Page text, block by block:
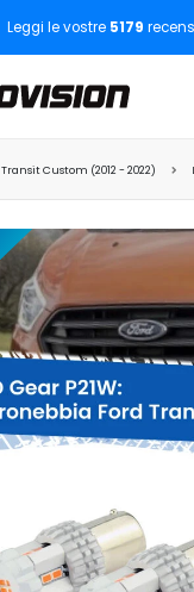
Leggi le vostre 5179
Transit Custom (2012 - 2022)